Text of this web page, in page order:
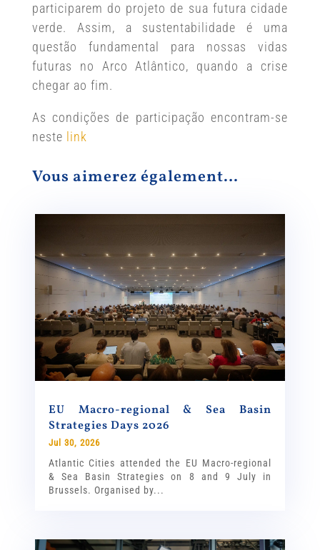
participarem do projeto de sua futura cidade
verde. Assim, a sustentabilidade é uma
questão fundamental para nossas vidas
futuras no Arco Atlântico, quando a crise
chegar ao fim.
As condições de participação encontram-se
neste link
Vous aimerez également…
EU Macro-regional & Sea Basin
Strategies Days 2026
Jul 30, 2026
Atlantic Cities attended the EU Macro-regional
& Sea Basin Strategies on 8 and 9 July in
Brussels. Organised by...